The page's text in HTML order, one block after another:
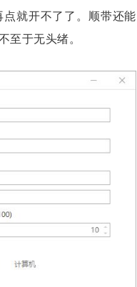
就开不了了。顺带还能
至于无头绪。